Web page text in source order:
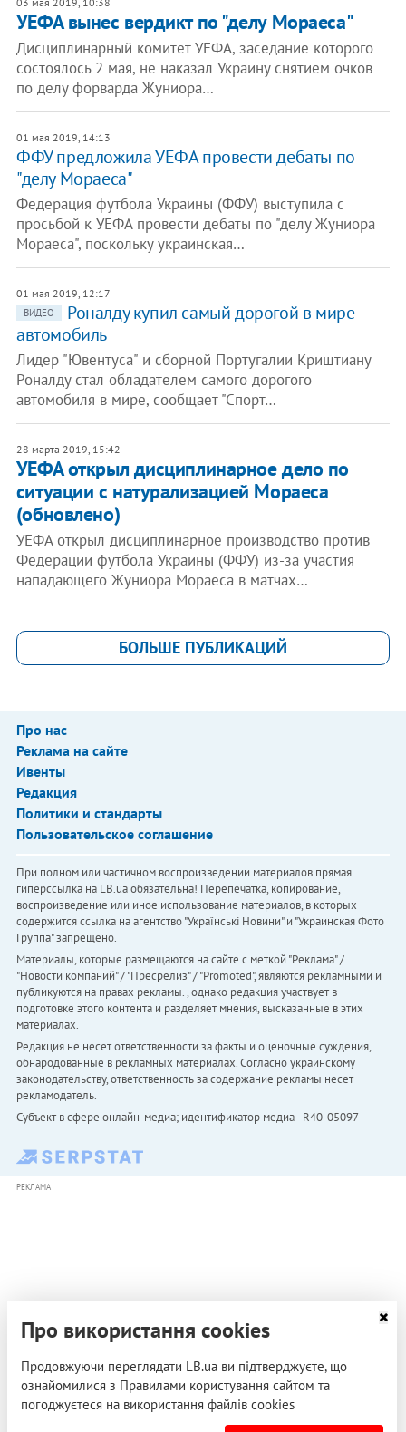
УЕФА вынес вердикт по "делу Мораеса"
Дисциплинарный комитет УЕФА, заседание которого
состоялось 2 мая, не наказал Украину снятием очков
по делу форварда Жуниора…
01 мая 2019, 14:13
ФФУ предложила УЕФА провести дебаты по
"делу Мораеса"
Федерация футбола Украины (ФФУ) выступила с
просьбой к УЕФА провести дебаты по "делу Жуниора
Мораеса", поскольку украинская…
01 мая 2019, 12:17
ВИДЕО
Роналду купил самый дорогой в мире
автомобиль
Лидер "Ювентуса" и сборной Португалии Криштиану
Роналду стал обладателем самого дорогого
автомобиля в мире, сообщает "Спорт…
28 марта 2019, 15:42
УЕФА открыл дисциплинарное дело по
ситуации с натурализацией Мораеса
(обновлено)
УЕФА открыл дисциплинарное производство против
Федерации футбола Украины (ФФУ) из-за участия
нападающего Жуниора Мораеса в матчах…
БОЛЬШЕ ПУБЛИКАЦИЙ
Про нас
Реклама на сайте
Ивенты
Редакция
Политики и стандарты
Пользовательское соглашение
При полном или частичном воспроизведении материалов прямая
гиперссылка на LB.ua обязательна! Перепечатка, копирование,
воспроизведение или иное использование материалов, в которых
содержится ссылка на агентство "Українськi Новини" и "Украинская Фото
Группа" запрещено.
Материалы, которые размещаются на сайте с меткой "Реклама" /
"Новости компаний" / "Пресрелиз" / "Promoted", являются рекламными и
публикуются на правах рекламы. , однако редакция участвует в
подготовке этого контента и разделяет мнения, высказанные в этих
материалах.
Редакция не несет ответственности за факты и оценочные суждения,
обнародованные в рекламных материалах. Согласно украинскому
законодательству, ответственность за содержание рекламы несет
рекламодатель.
Субъект в сфере онлайн-медиа; идентификатор медиа - R40-05097
РЕКЛАМА
Про використання cookies
Продовжуючи переглядати LB.ua ви підтверджуєте, що
ознайомилися з Правилами користування сайтом та
погоджуєтеся на використання файлів cookies